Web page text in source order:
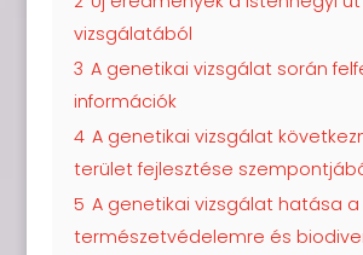
vizsgálatából
3 A genetikai vizsgálat során
információk
4 A genetikai vizsgálat
terület fejlesztése
5 A genetikai vizsgálat hatása a
természetvédelemre és